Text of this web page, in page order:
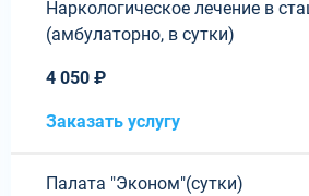
Наркологическое лечение в
(амбулаторно, в сутки)
4 050 ₽
Заказать услугу
Палата "Эконом"(сутки)